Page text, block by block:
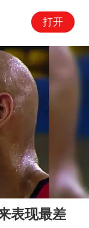
打开
03:01
表现最差